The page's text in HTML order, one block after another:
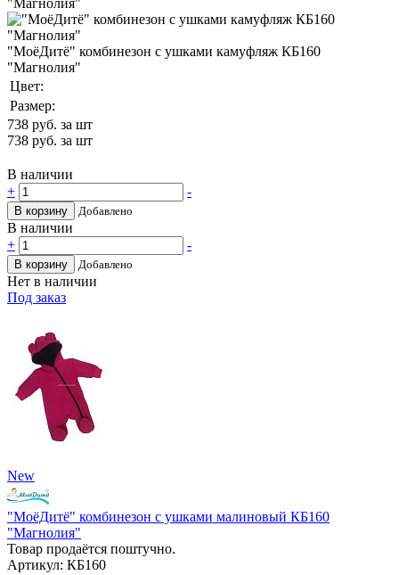
"МоёДитё" комбинезон с ушками камуфляж КБ160
"Магнолия"
Цвет:
Размер:
738 руб. за шт
738 руб. за шт
В наличии
+
-
В корзину Добавлено
В наличии
+
-
В корзину Добавлено
Нет в наличии
Под заказ
New
"МоёДитё" комбинезон с ушками малиновый КБ160
"Магнолия"
Товар продаётся поштучно.
Артикул: КБ160